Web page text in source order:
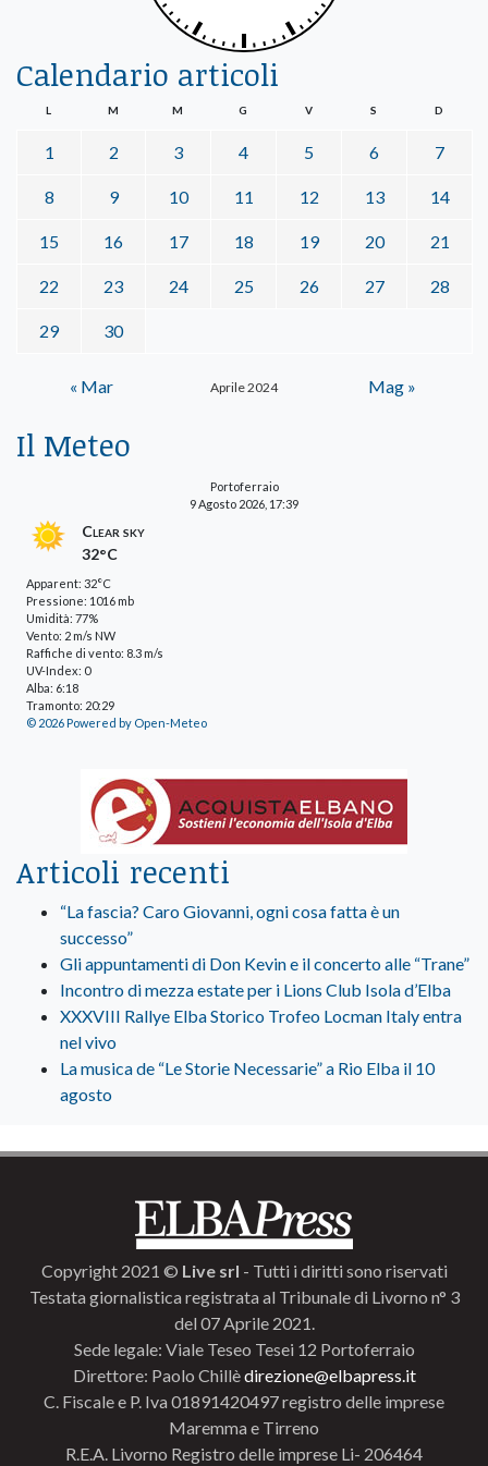
Calendario articoli
Aprile 2024
L M M G V S D
1 2 3 4 5 6 7
8 9 10 11 12 13 14
15 16 17 18 19 20 21
22 23 24 25 26 27 28
29 30
« Mar Mag »
Il Meteo
Portoferraio
9 Agosto 2026, 17:39
Clear sky
32°C
Apparent: 32°C
Pressione: 1016 mb
Umidità: 77%
Vento: 2 m/s NW
Raffiche di vento: 8.3 m/s
UV-Index: 0
Alba: 6:18
Tramonto: 20:29
© 2026 Powered by Open-Meteo
Articoli recenti
“La fascia? Caro Giovanni, ogni cosa fatta è un
successo”
Gli appuntamenti di Don Kevin e il concerto alle “Trane”
Incontro di mezza estate per i Lions Club Isola d’Elba
XXXVIII Rallye Elba Storico Trofeo Locman Italy entra
nel vivo
La musica de “Le Storie Necessarie” a Rio Elba il 10
agosto
Copyright 2021 © Live srl - Tutti i diritti sono riservati
Testata giornalistica registrata al Tribunale di Livorno n° 3
del 07 Aprile 2021.
Sede legale: Viale Teseo Tesei 12 Portoferraio
Direttore: Paolo Chillèdirezione@elbapress.it
C. Fiscale e P. Iva 01891420497 registro delle imprese
Maremma e Tirreno
R.E.A. Livorno Registro delle imprese Li- 206464